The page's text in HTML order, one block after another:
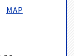
MAP